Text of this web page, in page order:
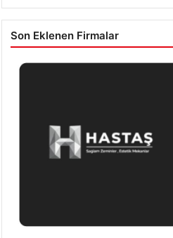
Son Eklenen Firmalar